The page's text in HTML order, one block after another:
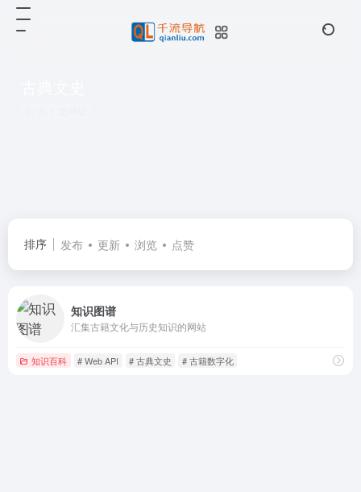
排序 发布 更新 浏览 点赞
知识图谱
汇集古籍文化与历史知识的网站
知识百科 # Web API # 古典文史 # 古籍数字化